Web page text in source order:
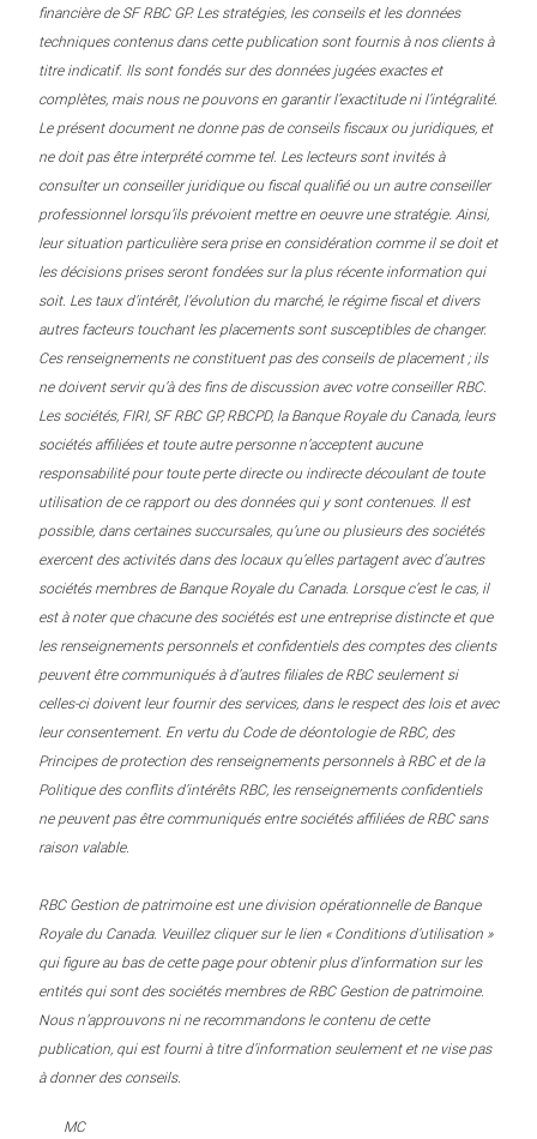
financière de SF RBC GP. Les stratégies, les conseils et les données
techniques contenus dans cette publication sont fournis à nos clients à
titre indicatif. Ils sont fondés sur des données jugées exactes et
complètes, mais nous ne pouvons en garantir l’exactitude ni l’intégralité.
Le présent document ne donne pas de conseils fiscaux ou juridiques, et
ne doit pas être interprété comme tel. Les lecteurs sont invités à
consulter un conseiller juridique ou fiscal qualifié ou un autre conseiller
professionnel lorsqu’ils prévoient mettre en oeuvre une stratégie. Ainsi,
leur situation particulière sera prise en considération comme il se doit et
les décisions prises seront fondées sur la plus récente information qui
soit. Les taux d’intérêt, l’évolution du marché, le régime fiscal et divers
autres facteurs touchant les placements sont susceptibles de changer.
Ces renseignements ne constituent pas des conseils de placement ; ils
ne doivent servir qu’à des fins de discussion avec votre conseiller RBC.
Les sociétés, FIRI, SF RBC GP, RBCPD, la Banque Royale du Canada, leurs
sociétés affiliées et toute autre personne n’acceptent aucune
responsabilité pour toute perte directe ou indirecte découlant de toute
utilisation de ce rapport ou des données qui y sont contenues. Il est
possible, dans certaines succursales, qu’une ou plusieurs des sociétés
exercent des activités dans des locaux qu’elles partagent avec d’autres
sociétés membres de Banque Royale du Canada. Lorsque c’est le cas, il
est à noter que chacune des sociétés est une entreprise distincte et que
les renseignements personnels et confidentiels des comptes des clients
peuvent être communiqués à d’autres filiales de RBC seulement si
celles-ci doivent leur fournir des services, dans le respect des lois et avec
leur consentement. En vertu du Code de déontologie de RBC, des
Principes de protection des renseignements personnels à RBC et de la
Politique des conflits d’intérêts RBC, les renseignements confidentiels
ne peuvent pas être communiqués entre sociétés affiliées de RBC sans
raison valable.
RBC Gestion de patrimoine est une division opérationnelle de Banque
Royale du Canada. Veuillez cliquer sur le lien « Conditions d’utilisation »
qui figure au bas de cette page pour obtenir plus d’information sur les
entités qui sont des sociétés membres de RBC Gestion de patrimoine.
Nous n’approuvons ni ne recommandons le contenu de cette
publication, qui est fourni à titre d’information seulement et ne vise pas
à donner des conseils.
MC